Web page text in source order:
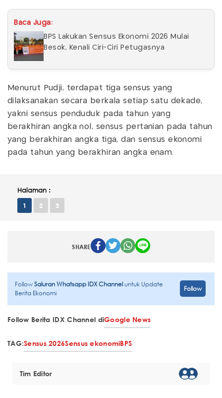
Baca Juga:
BPS Lakukan Sensus Ekonomi 2026 Mulai
Besok, Kenali Ciri-Ciri Petugasnya
Menurut Pudji, terdapat tiga sensus yang
dilaksanakan secara berkala setiap satu dekade,
yakni sensus penduduk pada tahun yang
berakhiran angka nol, sensus pertanian pada tahun
yang berakhiran angka tiga, dan sensus ekonomi
pada tahun yang berakhiran angka enam.
Halaman :
1 2 3
SHARE
FollowSaluran Whatsapp IDX Channeluntuk Update
Berita Ekonomi
Follow
Follow Berita IDX Channel diGoogle News
TAG:Sensus 2026Sensus ekonomiBPS
Tim Editor